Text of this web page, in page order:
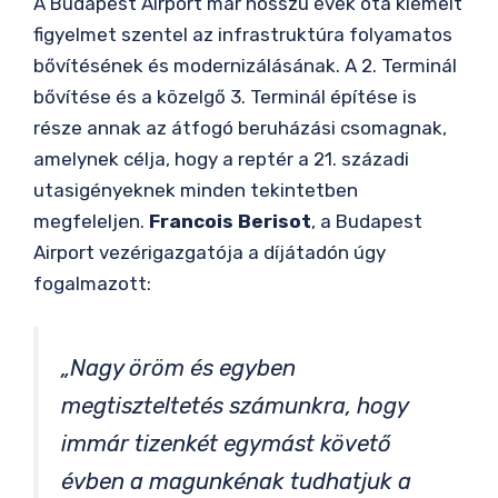
figyelmet szentel az infrastruktúra folyamatos
bővítésének és modernizálásának. A 2. Terminál
bővítése és a közelgő 3. Terminál építése is
része annak az átfogó beruházási csomagnak,
amelynek célja, hogy a reptér a 21. századi
utasigényeknek minden tekintetben
megfeleljen. Francois Berisot, a Budapest
Airport vezérigazgatója a díjátadón úgy
fogalmazott:
„Nagy öröm és egyben
megtiszteltetés számunkra, hogy
immár tizenkét egymást követő
évben a magunkénak tudhatjuk a